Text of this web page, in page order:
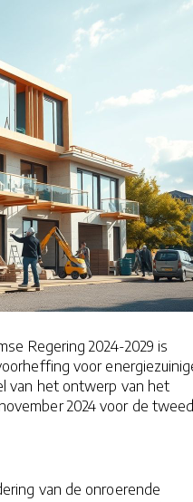
Regering 2024-2029 is
voor
van het ontwerp van het
2024 voor de
van de onroerende